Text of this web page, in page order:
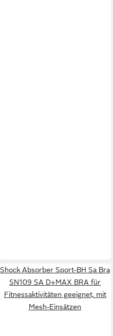
Shock Absorber Sport-BH Sa Bra
SN109 SA D+MAX BRA für
Fitnessaktivitäten geeignet, mit
Mesh-Einsätzen